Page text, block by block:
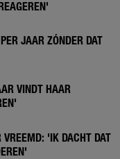
JAAR ZÓNDER DAT
VINDT HAAR
VREEMD: 'IK DACHT DAT